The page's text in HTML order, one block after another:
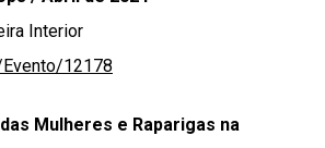
Interior
12178
Mulheres e Raparigas na